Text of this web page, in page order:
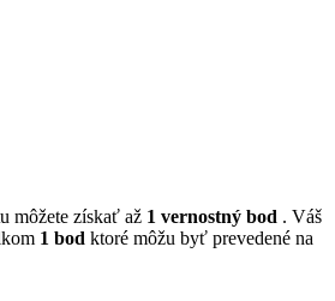
môžete získať až 1 vernostný bod . Váš
1 bod ktoré môžu byť prevedené na